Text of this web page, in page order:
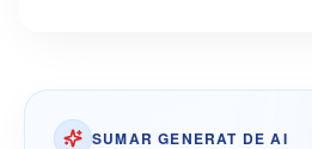
SUMAR GENERAT DE AI